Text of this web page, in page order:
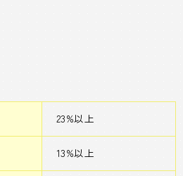
23%以上
13%以上